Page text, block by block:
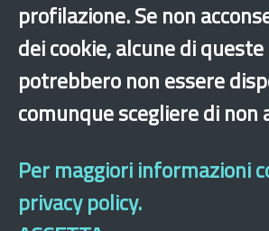
×
profilazione. Se non
dei cookie, alcune di
potrebbero non essere
comunque scegliere di non
Per maggiori informazioni
privacy policy.
Dichiarazione di accessibilità Mappa del sito